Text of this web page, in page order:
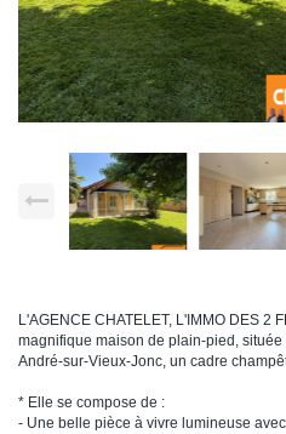
L'AGENCE CHATELET, L'IMMO DES 2
magnifique maison de plain-pied,
André-sur-Vieux-Jonc, un cadre
* Elle se compose de :
- Une belle pièce à vivre lumineuse